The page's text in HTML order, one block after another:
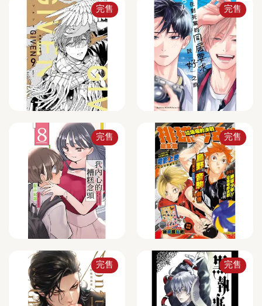
完售 完售
完售 完售
完售 完售